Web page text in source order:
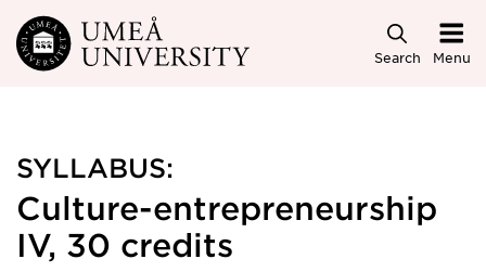
Skip to main content
Search Menu
SYLLABUS:
Culture-entrepreneurship
IV, 30 credits